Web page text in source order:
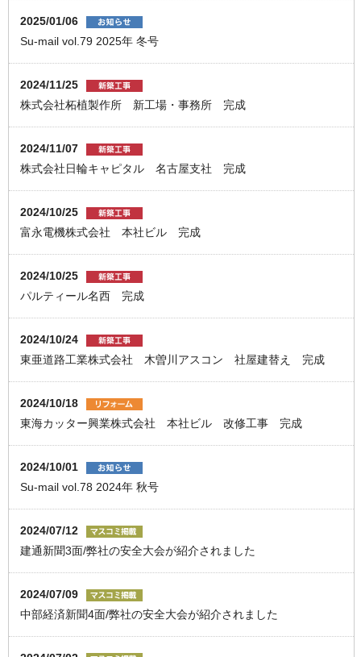
2025/01/06
Su-mail vol.79 2025年 冬号
2024/11/25
株式会社柘植製作所 新工場・事務所 完成
2024/11/07
株式会社日輪キャピタル 名古屋支社 完成
2024/10/25
富永電機株式会社 本社ビル 完成
2024/10/25
パルティール名西 完成
2024/10/24
東亜道路工業株式会社 木曽川アスコン 社屋建替え 完成
2024/10/18
東海カッター興業株式会社 本社ビル 改修工事 完成
2024/10/01
Su-mail vol.78 2024年 秋号
2024/07/12
建通新聞3面/弊社の安全大会が紹介されました
2024/07/09
中部経済新聞4面/弊社の安全大会が紹介されました